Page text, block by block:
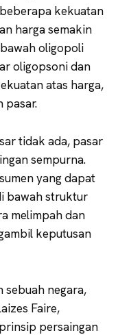
kekuatan
harga semakin
oligopoli
oligopsoni dan
atas harga,
pasar.
tidak ada, pasar
sempurna.
yang dapat
bawah struktur
melimpah dan
keputusan
sebuah negara,
Faire,
persaingan